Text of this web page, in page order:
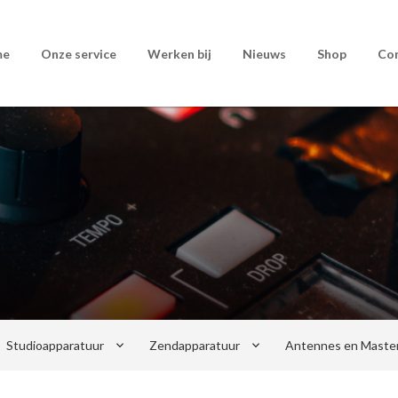
Onze service Werken bij Nieuws Shop
Studioapparatuur keyboard_arrow_down Zendapparatuur keyboard_arrow_down Antennes en